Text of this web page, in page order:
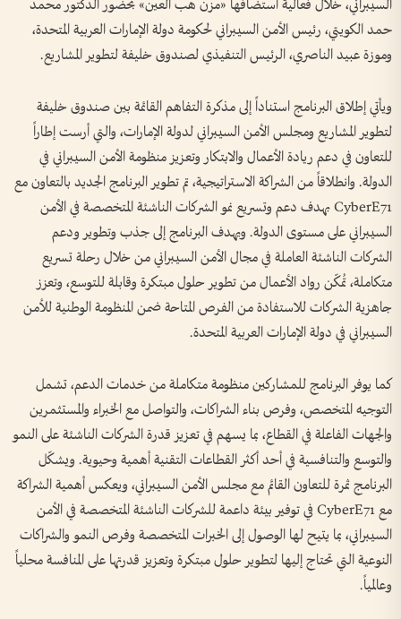
السيبراني، خلال فعالية استضافها «مزن هب العين» بحضور الدكتور محمد
حمد الكويتي، رئيس الأمن السيبراني لحكومة دولة الإمارات العربية المتحدة،
وموزة عبيد الناصري، الرئيس التنفيذي لصندوق خليفة لتطوير المشاريع.
ويأتي إطلاق البرنامج استناداً إلى مذكرة التفاهم القائمة بين صندوق خليفة
لتطوير المشاريع ومجلس الأمن السيبراني لدولة الإمارات، والتي أرست إطاراً
للتعاون في دعم ريادة الأعمال والابتكار وتعزيز منظومة الأمن السيبراني في
الدولة. وانطلاقاً من الشراكة الاستراتيجية، تم تطوير البرنامج الجديد بالتعاون مع
CyberE71 بهدف دعم وتسريع نمو الشركات الناشئة المتخصصة في الأمن
السيبراني على مستوى الدولة. ويهدف البرنامج إلى جذب وتطوير ودعم
الشركات الناشئة العاملة في مجال الأمن السيبراني من خلال رحلة تسريع
متكاملة، تُمكّن رواد الأعمال من تطوير حلول مبتكرة وقابلة للتوسع، وتعزز
جاهزية الشركات للاستفادة من الفرص المتاحة ضمن المنظومة الوطنية للأمن
السيبراني في دولة الإمارات العربية المتحدة.
كما يوفر البرنامج للمشاركين منظومة متكاملة من خدمات الدعم، تشمل
التوجيه المتخصص، وفرص بناء الشراكات، والتواصل مع الخبراء والمستثمرين
والجهات الفاعلة في القطاع، بما يسهم في تعزيز قدرة الشركات الناشئة على النمو
والتوسع والتنافسية في أحد أكثر القطاعات التقنية أهمية وحيوية. ويشكّل
البرنامج ثمرة للتعاون القائم مع مجلس الأمن السيبراني، ويعكس أهمية الشراكة
مع CyberE71 في توفير بيئة داعمة للشركات الناشئة المتخصصة في الأمن
السيبراني، بما يتيح لها الوصول إلى الخبرات المتخصصة وفرص النمو والشراكات
النوعية التي تحتاج إليها لتطوير حلول مبتكرة وتعزيز قدرتها على المنافسة محلياً
وعالمياً.